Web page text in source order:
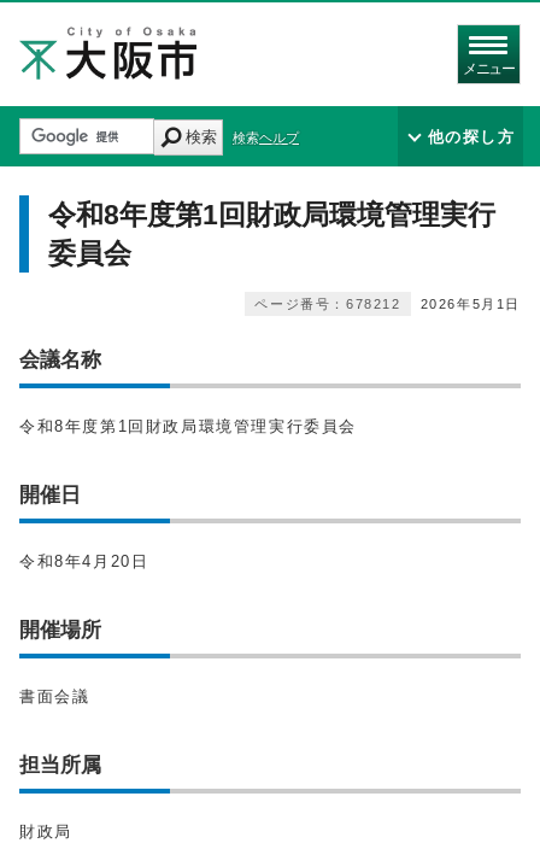
メニュー
検索 検索ヘルプ 他の探し方
令和8年度第1回財政局環境管理実行
委員会
2026年5月1日
ページ番号：678212
会議名称
令和8年度第1回財政局環境管理実行委員会
開催日
令和8年4月20日
開催場所
書面会議
担当所属
財政局